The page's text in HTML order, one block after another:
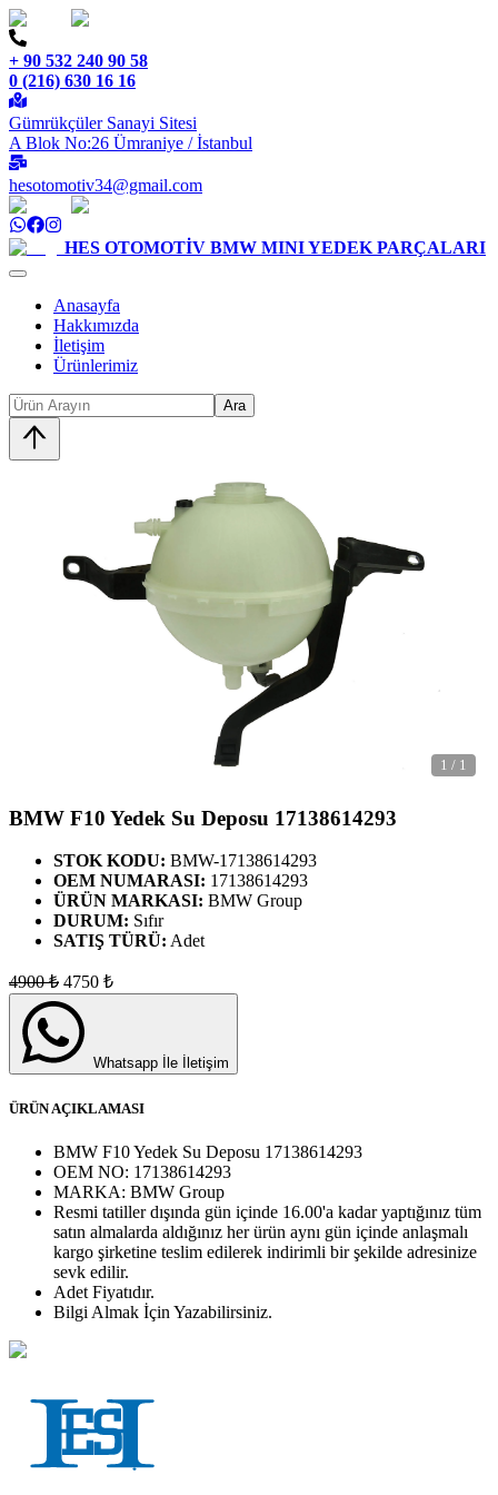
+ 90 532 240 90 58
0 (216) 630 16 16
Gümrükçüler Sanayi Sitesi
A Blok No:26 Ümraniye / İstanbul
hesotomotiv34@gmail.com
HES OTOMOTİV BMW MINI YEDEK PARÇALARI
Anasayfa
Hakkımızda
İletişim
Ürünlerimiz
Ara
1 / 1
BMW F10 Yedek Su Deposu 17138614293
STOK KODU: BMW-17138614293
OEM NUMARASI: 17138614293
ÜRÜN MARKASI: BMW Group
DURUM: Sıfır
SATIŞ TÜRÜ: Adet
4900₺ 4750 ₺
Whatsapp İle İletişim
ÜRÜN AÇIKLAMASI
BMW F10 Yedek Su Deposu 17138614293
OEM NO: 17138614293
MARKA: BMW Group
Resmi tatiller dışında gün içinde 16.00'a kadar yaptığınız tüm
satın almalarda aldığınız her ürün aynı gün içinde anlaşmalı
kargo şirketine teslim edilerek indirimli bir şekilde adresinize
sevk edilir.
Adet Fiyatıdır.
Bilgi Almak İçin Yazabilirsiniz.